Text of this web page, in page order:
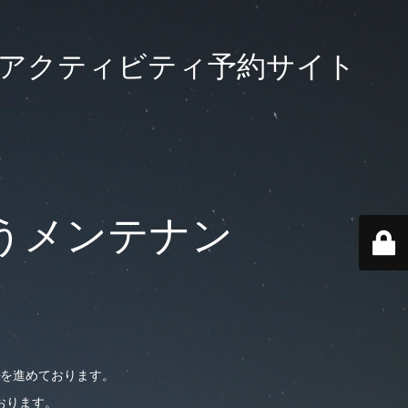
クティビティ予約サイト
メンテナン
を進めております。
ます。